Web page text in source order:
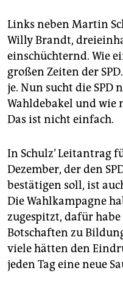
genossenschaft
epaper login
Links neben Martin
Willy Brandt,
einschüchternd. Wie
großen Zeiten der
je. Nun sucht die SPD
Wahldebakel und wie
Das ist nicht einfach.
In Schulz’ Leitantrag
Dezember, der den
bestätigen soll, ist
Die Wahlkampagne
zugespitzt, dafür habe
Botschaften zu
viele hätten den
jeden Tag eine neue